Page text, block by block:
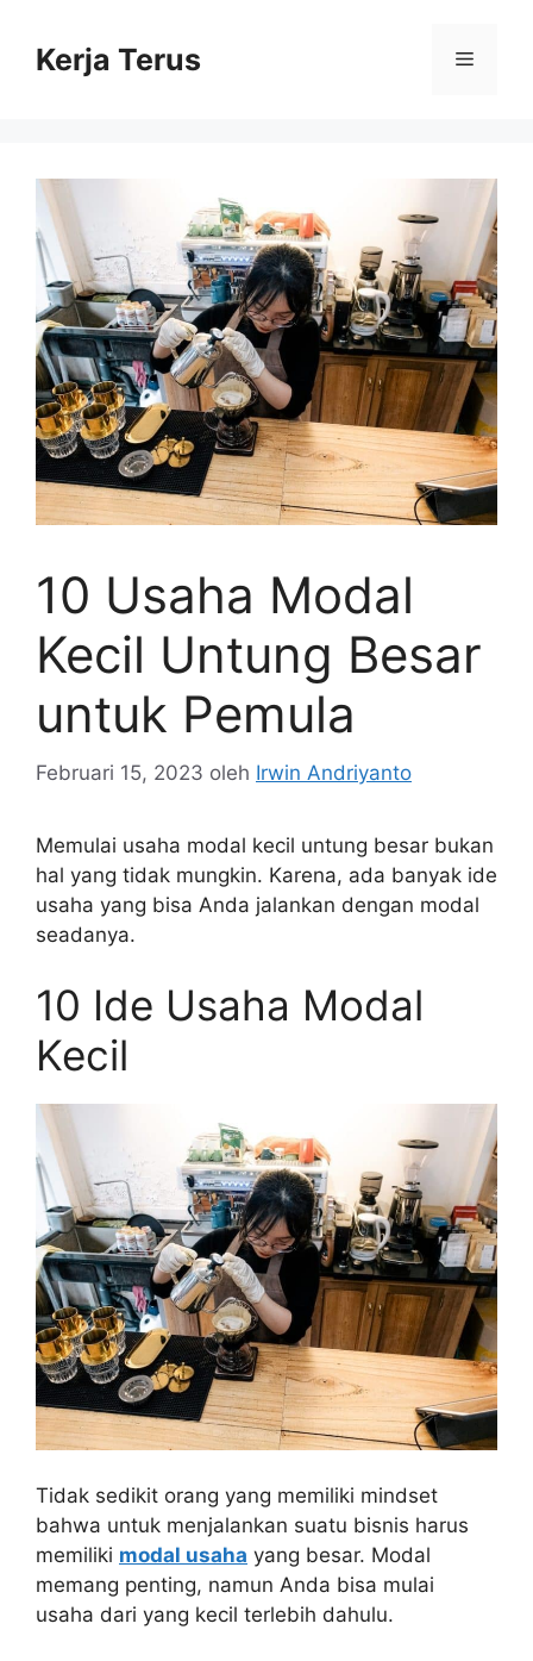
Kerja Terus Menu
10 Usaha Modal
Kecil Untung Besar
untuk Pemula
Februari 15, 2023 oleh Irwin Andriyanto
Memulai usaha modal kecil untung besar bukan
hal yang tidak mungkin. Karena, ada banyak ide
usaha yang bisa Anda jalankan dengan modal
seadanya.
10 Ide Usaha Modal
Kecil
Tidak sedikit orang yang memiliki mindset
bahwa untuk menjalankan suatu bisnis harus
memiliki modal usaha yang besar. Modal
memang penting, namun Anda bisa mulai
usaha dari yang kecil terlebih dahulu.